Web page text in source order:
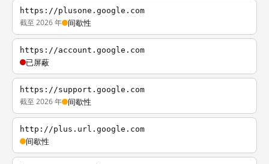
https://plusone.google.com
截至 2026 年 间歇性
https://account.google.com
已屏蔽
https://support.google.com
截至 2026 年 间歇性
http://plus.url.google.com
间歇性